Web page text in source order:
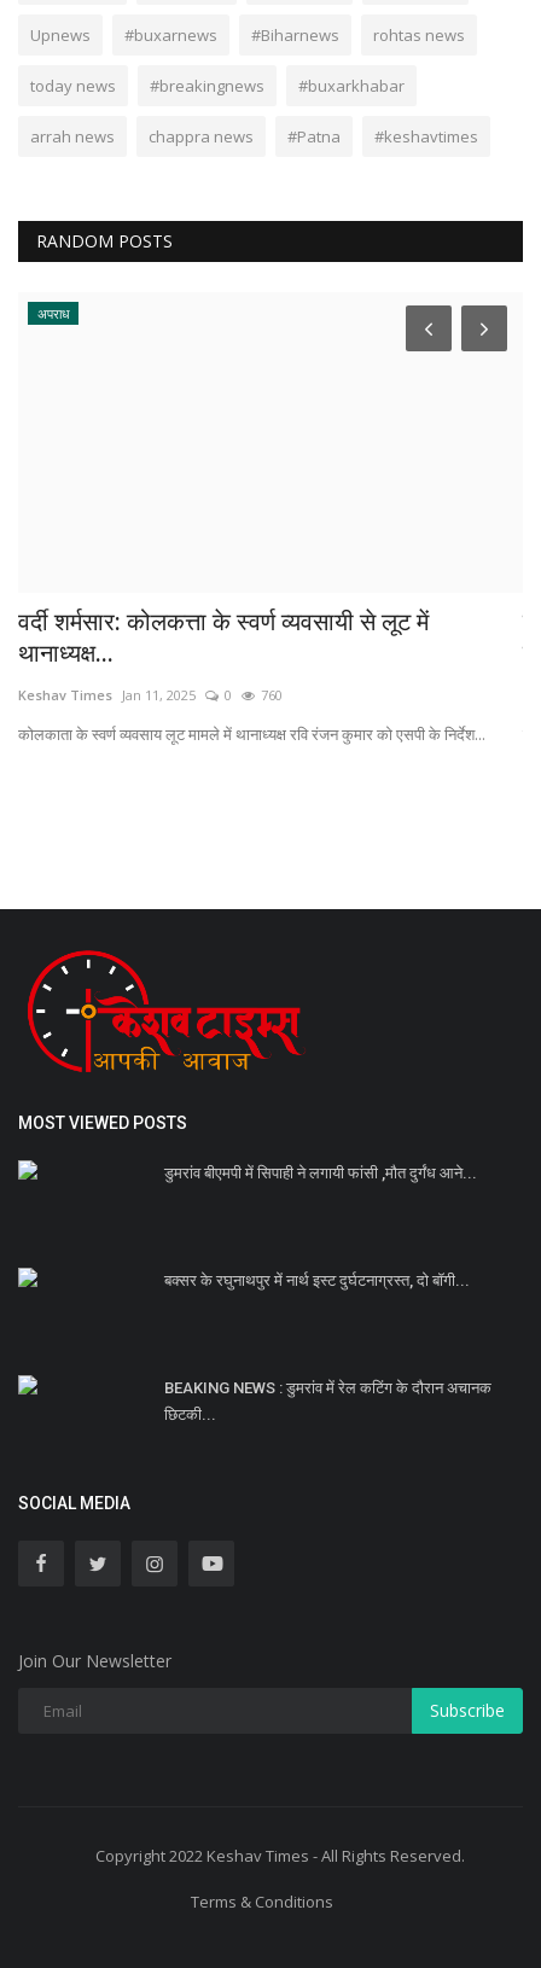
Upnews #buxarnews #Biharnews rohtas news
today news #breakingnews #buxarkhabar
arrah news chappra news #Patna #keshavtimes
RANDOM POSTS
अपराध
वर्दी शर्मसार: कोलकत्ता के स्वर्ण व्यवसायी से लूट में
थानाध्यक्ष...
Keshav Times Jan 11, 2025 0 760
कोलकाता के स्वर्ण व्यवसाय लूट मामले में थानाध्यक्ष रवि रंजन कुमार को एसपी के निर्देश...
MOST VIEWED POSTS
डुमरांव बीएमपी में सिपाही ने लगायी फांसी ,मौत दुर्गंध आने...
बक्सर के रघुनाथपुर में नार्थ इस्ट दुर्घटनाग्रस्त, दो बॉगी...
BEAKING NEWS : डुमरांव में रेल कटिंग के दौरान अचानक
छिटकी...
SOCIAL MEDIA
Join Our Newsletter
Subscribe
Copyright 2022 Keshav Times - All Rights Reserved.
Terms & Conditions